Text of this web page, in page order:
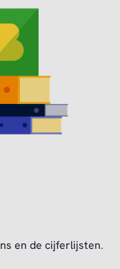
en de cijferlijsten.